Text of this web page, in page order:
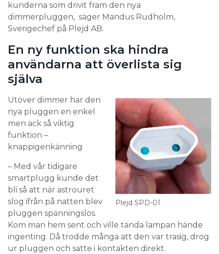
kunderna som drivit fram den nya
dimmerpluggen, säger Mandus Rudholm,
Sverigechef på Plejd AB.
En ny funktion ska hindra
användarna att överlista sig
själva
Plejd SPD-01
Utöver dimmer har den
nya pluggen en enkel
men ack så viktig
funktion –
knappigenkänning
– Med vår tidigare
smartplugg kunde det
bli så att när astrouret
slog ifrån på natten blev
pluggen spänningslös.
Kom man hem sent och ville tända lampan hände
ingenting. Då trodde många att den var trasig, drog
ur pluggen och satte i kontakten direkt.